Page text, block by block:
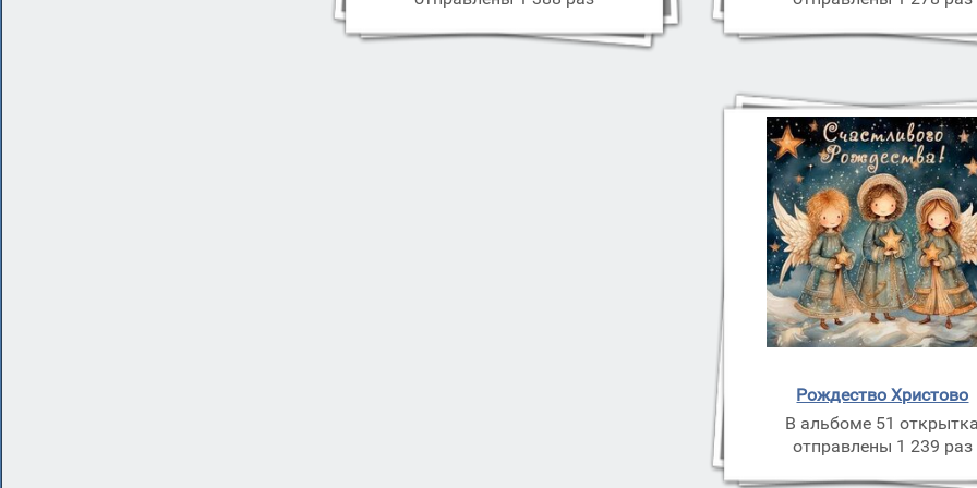
Рождество Христово
В альбоме 51
отправлены 1 239 раз